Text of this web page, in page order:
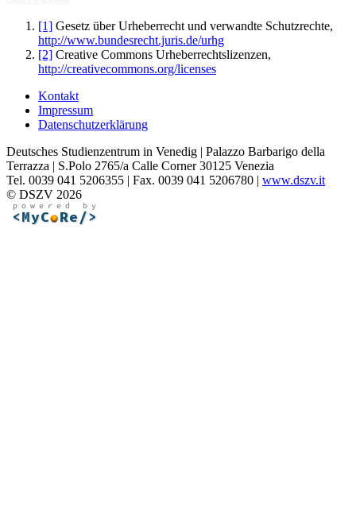
[1] Gesetz über Urheberrecht und verwandte Schutzrechte,
http://www.bundesrecht.juris.de/urhg
[2] Creative Commons Urheberrechtslizenzen,
http://creativecommons.org/licenses
Kontakt
Impressum
Datenschutzerklärung
Deutsches Studienzentrum in Venedig | Palazzo Barbarigo della
Terrazza | S.Polo 2765/a Calle Corner 30125 Venezia
Tel. 0039 041 5206355 | Fax. 0039 041 5206780 | www.dszv.it
© DSZV 2026